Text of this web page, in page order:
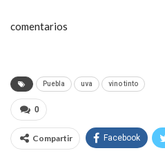
comentarios
Puebla uva vino tinto
0
Compartir Facebook